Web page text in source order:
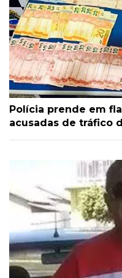
Polícia prende em
acusadas de tráfico